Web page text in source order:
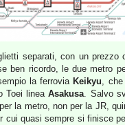
separati, con un
ben ricordo, le due metro
la ferrovia Keikyu, che
Toei lineaAsakusa. Salvo
la metro, non per la JR,
cui quasi sempre si finisce